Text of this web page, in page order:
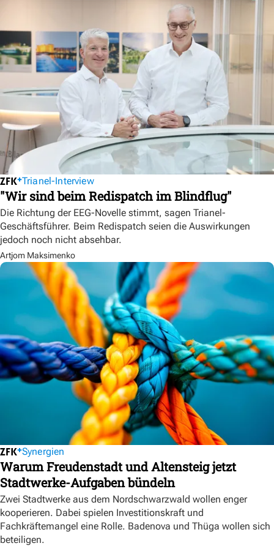
Trianel-Interview
"Wir sind beim Redispatch im Blindflug"
Die Richtung der EEG-Novelle stimmt, sagen Trianel-
Geschäftsführer. Beim Redispatch seien die Auswirkungen
jedoch noch nicht absehbar.
Artjom Maksimenko
Synergien
Warum Freudenstadt und Altensteig jetzt
Stadtwerke-Aufgaben bündeln
Zwei Stadtwerke aus dem Nordschwarzwald wollen enger
kooperieren. Dabei spielen Investitionskraft und
Fachkräftemangel eine Rolle. Badenova und Thüga wollen sich
beteiligen.